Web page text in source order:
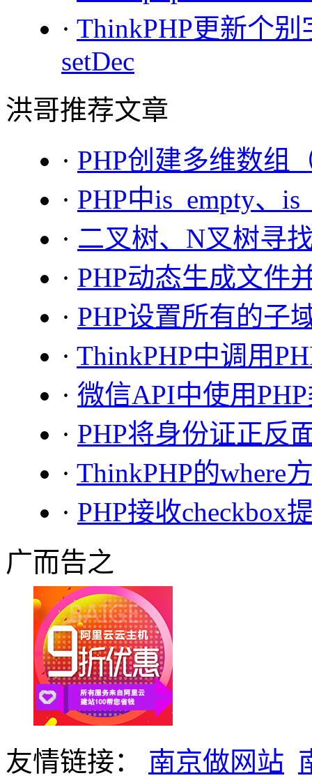
· ThinkPHP更新个别
setDec
洪哥推荐文章
· PHP创建多维数组
· PHP中is_empty、
· 二叉树、N叉树寻
· PHP动态生成文件
· PHP设置所有的子
· ThinkPHP中调用
· 微信API中使用
· PHP将身份证正反
· ThinkPHP的where
· PHP接收checkbox
广而告之
友情链接： 南京做网站